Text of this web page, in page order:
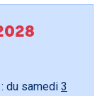
: du samedi 3